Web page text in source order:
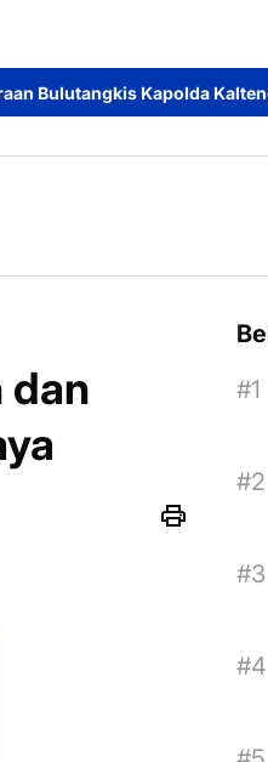
Cup 2026: Meriahnya
dan